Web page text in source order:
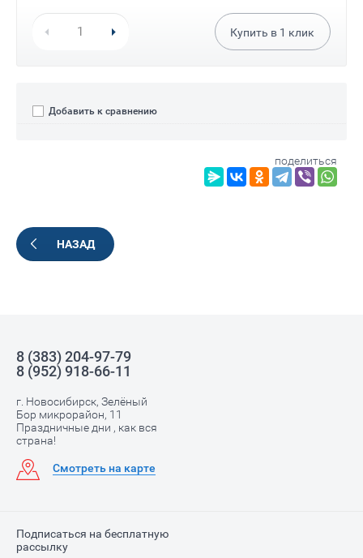
Купить в 1 клик
Добавить к сравнению
поделиться
НАЗАД
8 (383) 204-97-79
8 (952) 918-66-11
г. Новосибирск, Зелёный
Бор микрорайон, 11
Праздничные дни , как вся
страна!
Смотреть на карте
Подписаться на бесплатную
рассылку